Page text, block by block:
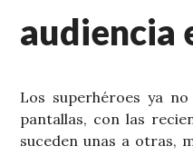
audiencia
Los superhéroes ya
pantallas, con las
suceden unas a otras,